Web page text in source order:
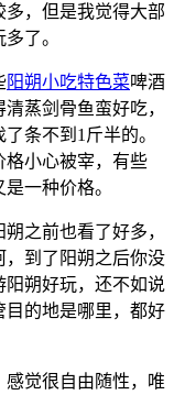
，但是我觉得大部
了。
阳朔小吃特色菜啤酒
蒸剑骨鱼蛮好吃，
条不到1斤半的。
格小心被宰，有些
一种价格。
之前也看了好多，
，到了阳朔之后你没
阳朔好玩，还不如说
目的地是哪里，都好
觉很自由随性，唯